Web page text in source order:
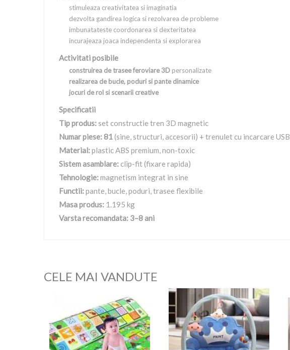
stimuleaza creativitatea si imaginatia
dezvolta gandirea logica si rezolvarea de probleme
imbunatateste coordonarea si dexteritatea
incurajeaza joaca independenta si explorarea
Activitati posibile
construirea de trasee feroviare 3D personalizate
realizarea de bucle, poduri si pante dinamice
jocuri de rol si scenarii creative
Specificatii
Tip produs: set constructie tren 3D magnetic
Numar piese: 81(sine, structuri, accesorii) + trenulet cu incarcare USB
Material:plastic ABS premium, non-toxic
Sistem asamblare: clip-fit (fixare rapida)
Tehnologie:magnetism integrat in sine
Functii:pante, bucle, poduri, trasee flexibile
Masa produs: 1.195 kg
Varsta recomandata: 3–8 ani
CELE MAI VANDUTE